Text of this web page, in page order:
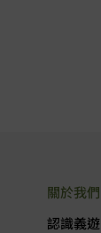
關於我們
認識義遊